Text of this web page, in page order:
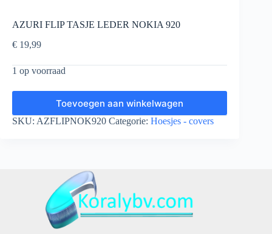
AZURI FLIP TASJE LEDER NOKIA 920
€ 19,99
1 op voorraad
Toevoegen aan winkelwagen
SKU: AZFLIPNOK920 Categorie: Hoesjes - covers